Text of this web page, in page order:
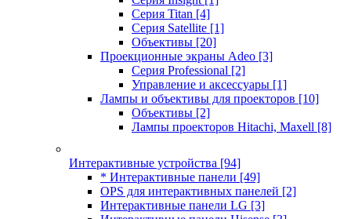
Серия Titan [4]
Серия Satellite [1]
Объективы [20]
Проекционные экраны Adeo [3]
Серия Professional [2]
Управление и аксессуары [1]
Лампы и объективы для проекторов [10]
Объективы [2]
Лампы проекторов Hitachi, Maxell [8]
Интерактивные устройства [94]
* Интерактивные панели [49]
OPS для интерактивных панелей [2]
Интерактивные панели LG [3]